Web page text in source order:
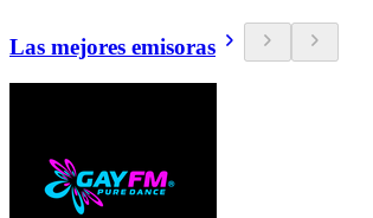
Las mejores emisoras